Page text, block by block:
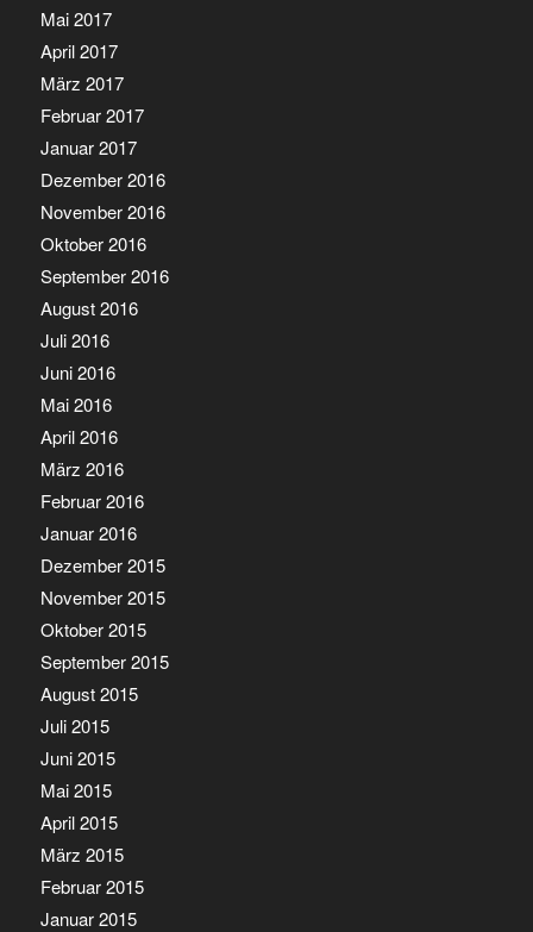
Mai 2017
April 2017
März 2017
Februar 2017
Januar 2017
Dezember 2016
November 2016
Oktober 2016
September 2016
August 2016
Juli 2016
Juni 2016
Mai 2016
April 2016
März 2016
Februar 2016
Januar 2016
Dezember 2015
November 2015
Oktober 2015
September 2015
August 2015
Juli 2015
Juni 2015
Mai 2015
April 2015
März 2015
Februar 2015
Januar 2015